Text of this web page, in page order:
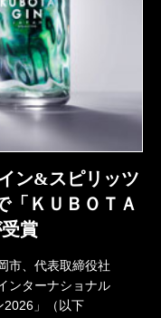
ン&スピリッツ
「ＫＵＢＯＴＡ
賞
市、代表取締役社
ンターナショナル
2026」（以下